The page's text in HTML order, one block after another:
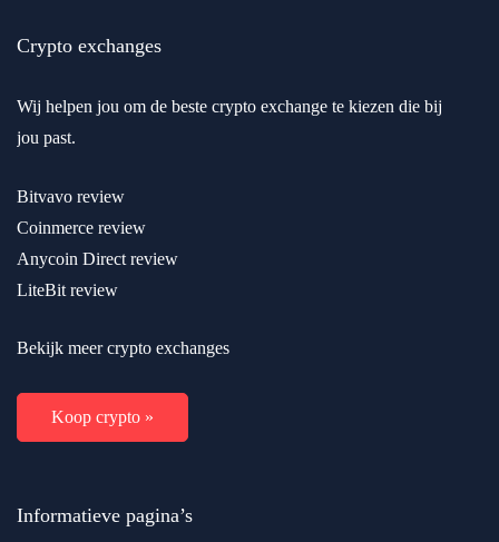
Crypto exchanges
Wij helpen jou om de beste crypto exchange te kiezen die bij
jou past.
Bitvavo review
Coinmerce review
Anycoin Direct review
LiteBit review
Bekijk meer crypto exchanges
Koop crypto »
Informatieve pagina’s